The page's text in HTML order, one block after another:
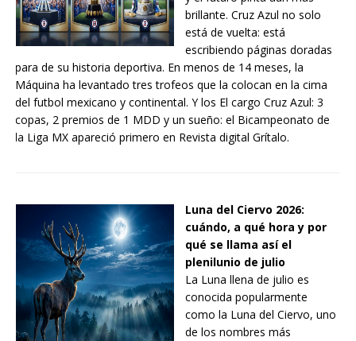
brillante. Cruz Azul no solo
está de vuelta: está
escribiendo páginas doradas
para de su historia deportiva. En menos de 14 meses, la
Máquina ha levantado tres trofeos que la colocan en la cima
del futbol mexicano y continental. Y los El cargo Cruz Azul: 3
copas, 2 premios de 1 MDD y un sueño: el Bicampeonato de
la Liga MX apareció primero en Revista digital Grítalo.
Luna del Ciervo 2026:
cuándo, a qué hora y por
qué se llama así el
plenilunio de julio
La Luna llena de julio es
conocida popularmente
como la Luna del Ciervo, uno
de los nombres más